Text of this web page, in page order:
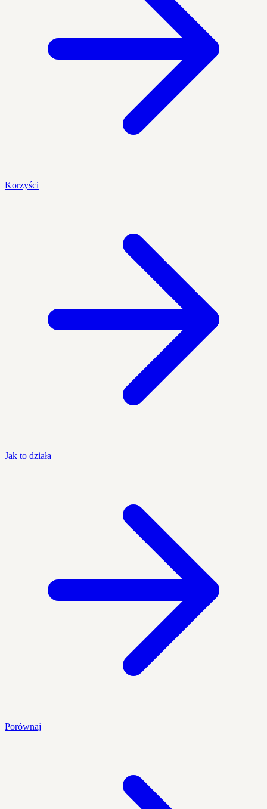
Korzyści
Jak to działa
Porównaj